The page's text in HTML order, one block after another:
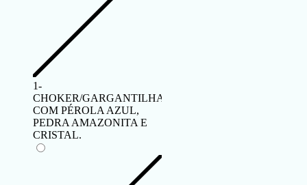
1-
CHOKER/GARGANTILHA
COM PÉROLA AZUL,
PEDRA AMAZONITA E
CRISTAL.